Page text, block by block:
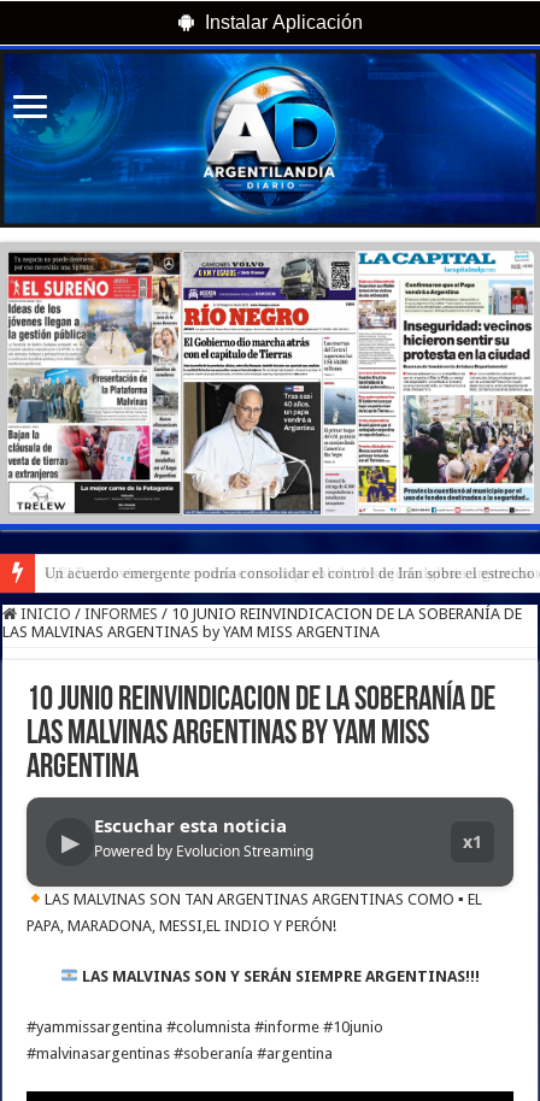
Instalar Aplicación
Un acuerdo emergente podría consolidar el control de Irán sobre el estrecho
INICIO / INFORMES / 10 JUNIO REINVINDICACION DE LA SOBERANÍA DE
LAS MALVINAS ARGENTINAS by YAM MISS ARGENTINA
10 JUNIO REINVINDICACION DE LA SOBERANÍA DE
LAS MALVINAS ARGENTINAS by YAM MISS
ARGENTINA
▶
Escuchar esta noticia
Powered by Evolucion Streaming x1
LAS MALVINAS SON TAN ARGENTINAS ARGENTINAS COMO ▪︎ EL
PAPA, MARADONA, MESSI,EL INDIO Y PERÓN!
LAS MALVINAS SON Y SERÁN SIEMPRE ARGENTINAS!!!
#yammissargentina #columnista #informe #10junio
#malvinasargentinas #soberanía #argentina